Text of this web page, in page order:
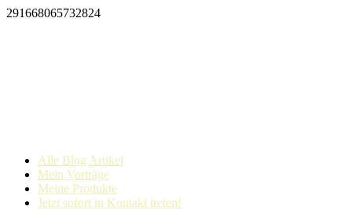
291668065732824
Alle Blog Artikel
Mein Vorträge
Meine Produkte
Jetzt sofort in Kontakt treten!